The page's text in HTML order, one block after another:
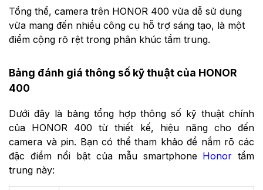
Tổng thể, camera trên HONOR 400 vừa dễ sử dụng
vừa mang đến nhiều công cụ hỗ trợ sáng tạo, là một
điểm cộng rõ rệt trong phân khúc tầm trung.
Bảng đánh giá thông số kỹ thuật của HONOR
400
Dưới đây là bảng tổng hợp thông số kỹ thuật chính
của HONOR 400 từ thiết kế, hiệu năng cho đến
camera và pin. Bạn có thể tham khảo để nắm rõ các
đặc điểm nổi bật của mẫu smartphone Honor tầm
trung này: